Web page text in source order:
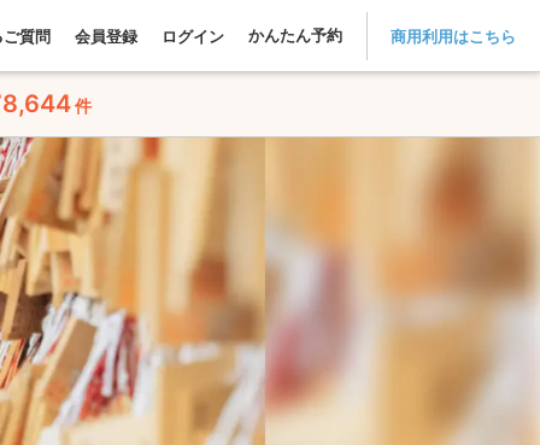
質問 会員登録 ログイン かんたん予約 商用利用はこちら
件